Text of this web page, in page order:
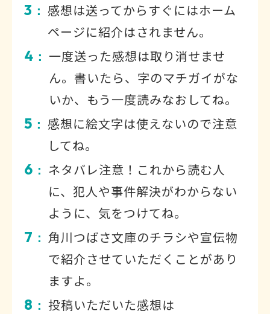
3 ： 感想は送ってからすぐにはホーム
ページに紹介はされません。
4 ： 一度送った感想は取り消せませ
ん。書いたら、字のマチガイがな
いか、もう一度読みなおしてね。
5 ： 感想に絵文字は使えないので注意
してね。
6 ： ネタバレ注意！これから読む人
に、犯人や事件解決がわからない
ように、気をつけてね。
7 ： 角川つばさ文庫のチラシや宣伝物
で紹介させていただくことがあり
ますよ。
8 ： 投稿いただいた感想は